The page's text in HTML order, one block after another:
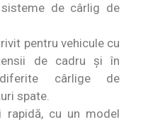
de cârlig de
pentru vehicule cu
de cadru și în
cârlige de
spate.
rapidă, cu un model